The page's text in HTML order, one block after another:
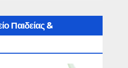
Παιδείας &